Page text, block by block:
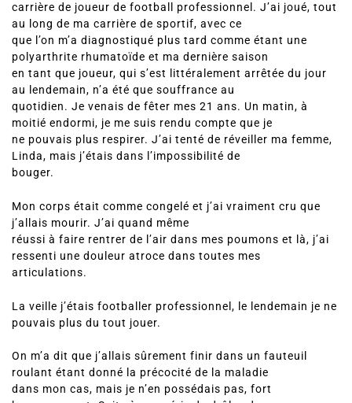
carrière de joueur de football professionnel. J’ai joué, tout
au long de ma carrière de sportif, avec ce
que l’on m’a diagnostiqué plus tard comme étant une
polyarthrite rhumatoïde et ma dernière saison
en tant que joueur, qui s’est littéralement arrêtée du jour
au lendemain, n’a été que souffrance au
quotidien. Je venais de fêter mes 21 ans. Un matin, à
moitié endormi, je me suis rendu compte que je
ne pouvais plus respirer. J’ai tenté de réveiller ma femme,
Linda, mais j’étais dans l’impossibilité de
bouger.
Mon corps était comme congelé et j’ai vraiment cru que
j’allais mourir. J’ai quand même
réussi à faire rentrer de l’air dans mes poumons et là, j’ai
ressenti une douleur atroce dans toutes mes
articulations.
La veille j’étais footballer professionnel, le lendemain je ne
pouvais plus du tout jouer.
On m’a dit que j’allais sûrement finir dans un fauteuil
roulant étant donné la précocité de la maladie
dans mon cas, mais je n’en possédais pas, fort